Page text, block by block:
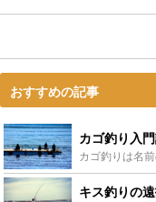
おすすめの記事